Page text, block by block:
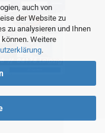
auch von
der Website zu
zu analysieren und Ihnen
Weitere
.